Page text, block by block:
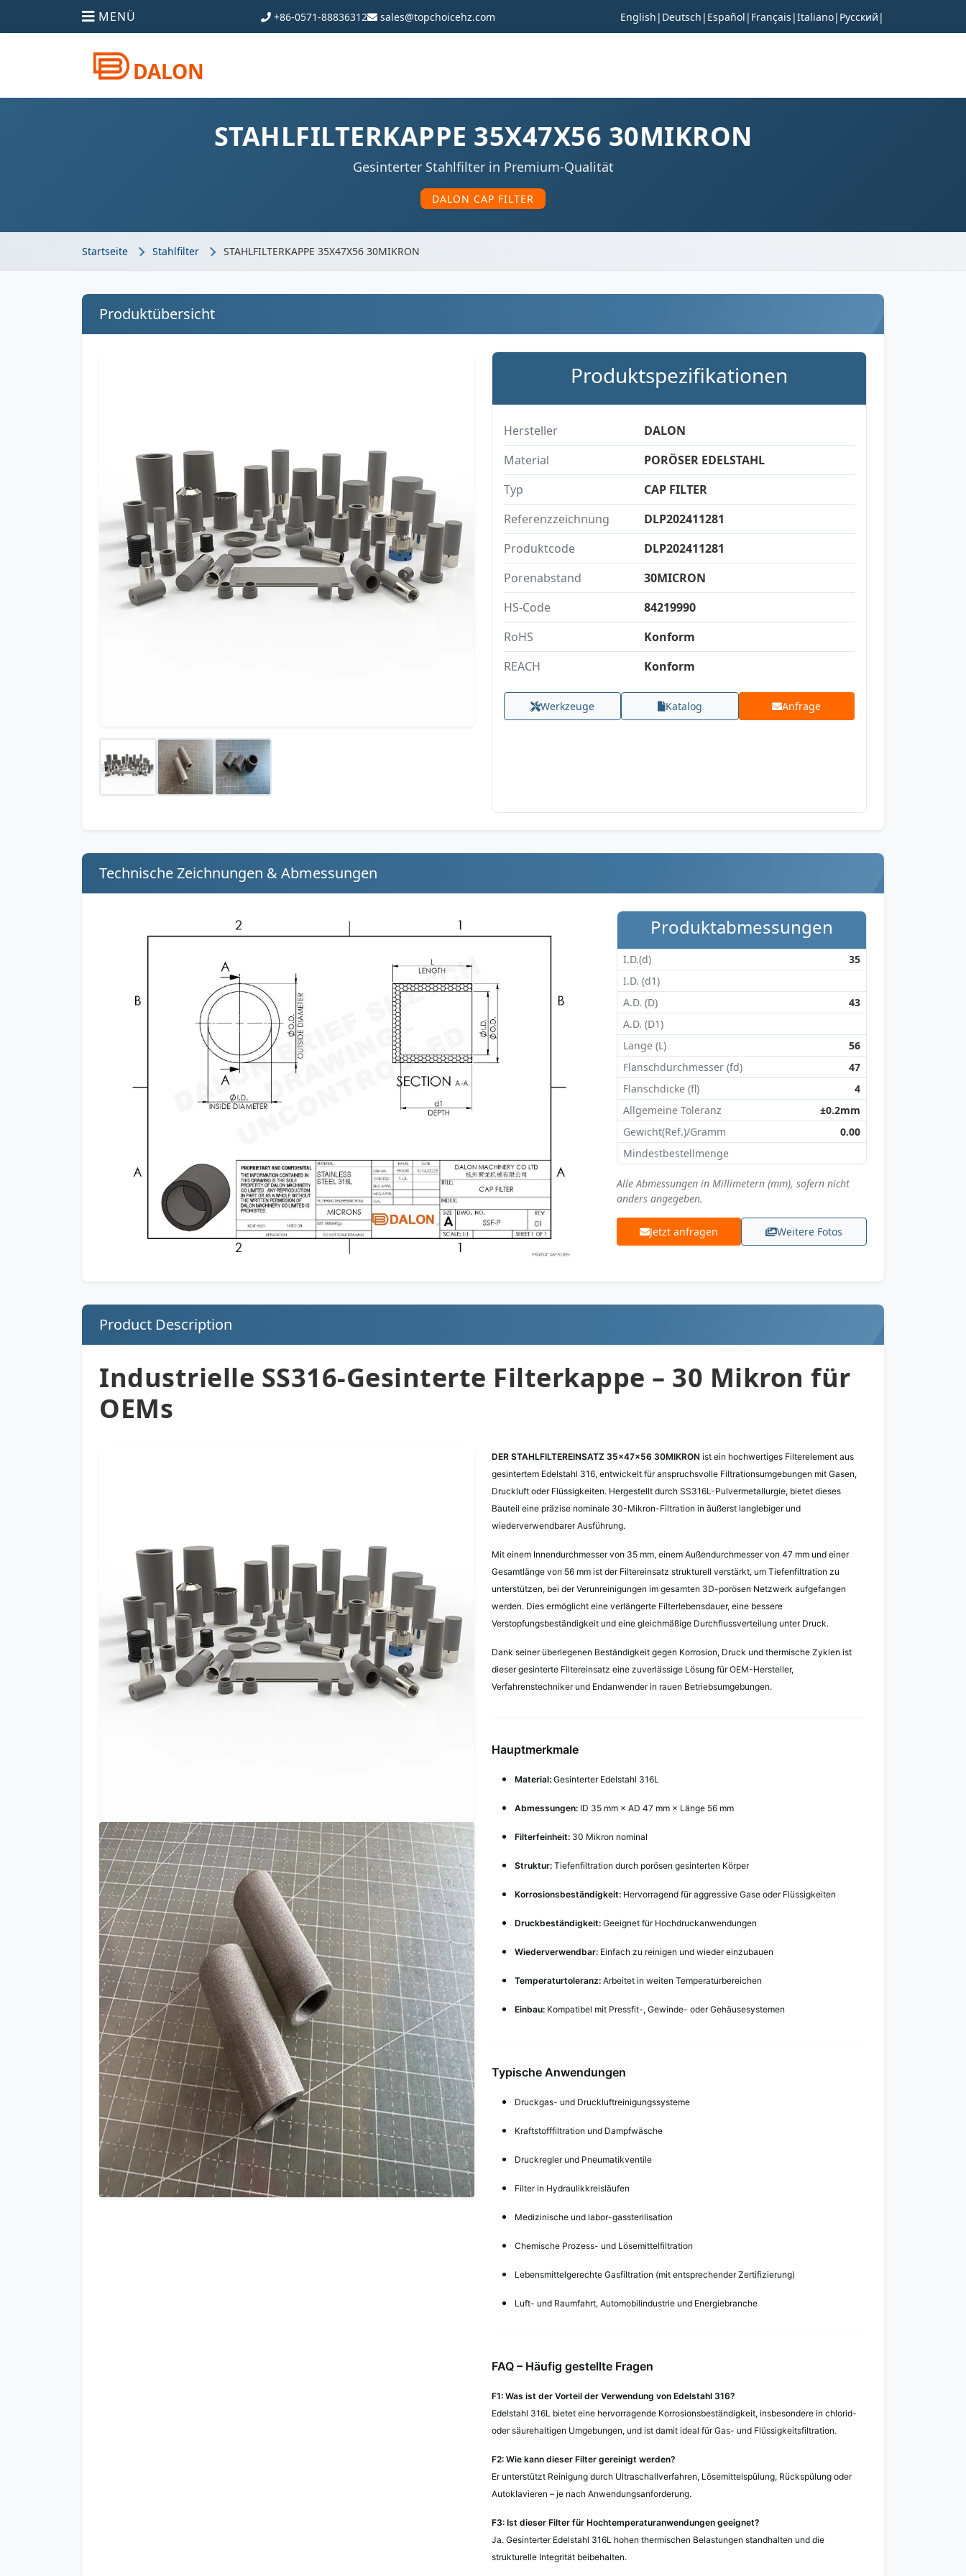
MENÜ +86-0571-88836312 sales@topchoicehz.com English | Deutsch | Español | Français |Italiano| Русский |
DALON
STAHLFILTERKAPPE 35X47X56 30MIKRON
Gesinterter Stahlfilter in Premium-Qualität
DALON CAP FILTER
Startseite Stahlfilter STAHLFILTERKAPPE 35X47X56 30MIKRON
Produktübersicht
Produktspezifikationen
Hersteller
DALON
Material
PORÖSER EDELSTAHL
Typ
CAP FILTER
Referenzzeichnung
DLP202411281
Produktcode
DLP202411281
Porenabstand
30MICRON
HS-Code
84219990
RoHS
Konform
REACH
Konform
Werkzeuge Katalog Anfrage
Technische Zeichnungen & Abmessungen
Produktabmessungen
I.D.(d)
35
I.D. (d1)
A.D. (D)
43
A.D. (D1)
Länge (L)
56
Flanschdurchmesser (fd)
47
Flanschdicke (fl)
4
Allgemeine Toleranz
±0.2mm
Gewicht(Ref.)/Gramm
0.00
Mindestbestellmenge
Alle Abmessungen in Millimetern (mm), sofern nicht
anders angegeben.
Jetzt anfragen Weitere Fotos
Product Description
Industrielle SS316-Gesinterte Filterkappe – 30 Mikron für
OEMs
DER STAHLFILTEREINSATZ 35×47×56 30MIKRON ist ein hochwertiges Filterelement aus
gesintertem Edelstahl 316, entwickelt für anspruchsvolle Filtrationsumgebungen mit Gasen,
Druckluft oder Flüssigkeiten. Hergestellt durch SS316L-Pulvermetallurgie, bietet dieses
Bauteil eine präzise nominale 30-Mikron-Filtration in äußerst langlebiger und
wiederverwendbarer Ausführung.
Mit einem Innendurchmesser von 35 mm, einem Außendurchmesser von 47 mm und einer
Gesamtlänge von 56 mm ist der Filtereinsatz strukturell verstärkt, um Tiefenfiltration zu
unterstützen, bei der Verunreinigungen im gesamten 3D-porösen Netzwerk aufgefangen
werden. Dies ermöglicht eine verlängerte Filterlebensdauer, eine bessere
Verstopfungsbeständigkeit und eine gleichmäßige Durchflussverteilung unter Druck.
Dank seiner überlegenen Beständigkeit gegen Korrosion, Druck und thermische Zyklen ist
dieser gesinterte Filtereinsatz eine zuverlässige Lösung für OEM-Hersteller,
Verfahrenstechniker und Endanwender in rauen Betriebsumgebungen.
Hauptmerkmale
Material: Gesinterter Edelstahl 316L
Abmessungen: ID 35 mm × AD 47 mm × Länge 56 mm
Filterfeinheit: 30 Mikron nominal
Struktur: Tiefenfiltration durch porösen gesinterten Körper
Korrosionsbeständigkeit: Hervorragend für aggressive Gase oder Flüssigkeiten
Druckbeständigkeit: Geeignet für Hochdruckanwendungen
Wiederverwendbar: Einfach zu reinigen und wieder einzubauen
Temperaturtoleranz: Arbeitet in weiten Temperaturbereichen
Einbau: Kompatibel mit Pressfit-, Gewinde- oder Gehäusesystemen
Typische Anwendungen
Druckgas- und Druckluftreinigungssysteme
Kraftstofffiltration und Dampfwäsche
Druckregler und Pneumatikventile
Filter in Hydraulikkreisläufen
Medizinische und labor-gassterilisation
Chemische Prozess- und Lösemittelfiltration
Lebensmittelgerechte Gasfiltration (mit entsprechender Zertifizierung)
Luft- und Raumfahrt, Automobilindustrie und Energiebranche
FAQ – Häufig gestellte Fragen
F1: Was ist der Vorteil der Verwendung von Edelstahl 316?
Edelstahl 316L bietet eine hervorragende Korrosionsbeständigkeit, insbesondere in chlorid-
oder säurehaltigen Umgebungen, und ist damit ideal für Gas- und Flüssigkeitsfiltration.
F2: Wie kann dieser Filter gereinigt werden?
Er unterstützt Reinigung durch Ultraschallverfahren, Lösemittelspülung, Rückspülung oder
Autoklavieren – je nach Anwendungsanforderung.
F3: Ist dieser Filter für Hochtemperaturanwendungen geeignet?
Ja. Gesinterter Edelstahl 316L hohen thermischen Belastungen standhalten und die
strukturelle Integrität beibehalten.